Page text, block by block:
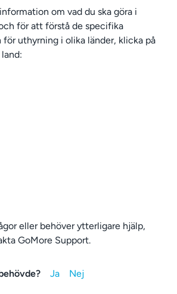
om vad du ska göra i
för att förstå de specifika
för uthyrning i olika länder, klicka på
eller behöver ytterligare hjälp,
GoMore Support.